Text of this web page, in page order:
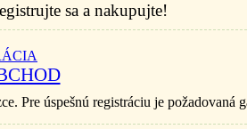
sa a nakupujte!
Pre úspešnú registráciu je požadovaná